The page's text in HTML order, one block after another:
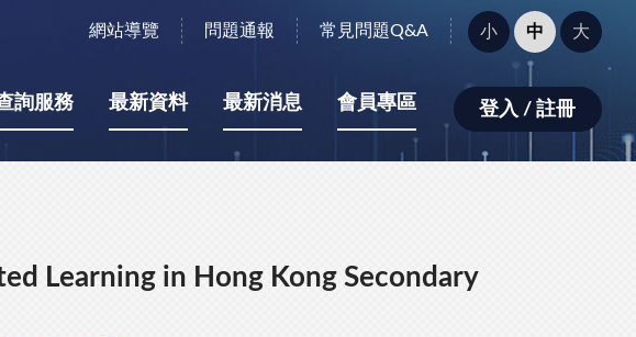
網站導覽 問題通報 常見問題Q&A
字
型
小：
小 中 大
詢服務 最新資料 最新消息 會員專區 登入 / 註冊
Learning in Hong Kong Secondary